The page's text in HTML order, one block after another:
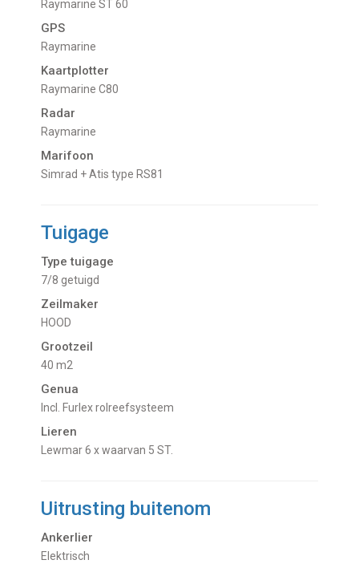
Raymarine ST 60
GPS
Raymarine
Kaartplotter
Raymarine C80
Radar
Raymarine
Marifoon
Simrad + Atis type RS81
Tuigage
Type tuigage
7/8 getuigd
Zeilmaker
HOOD
Grootzeil
40 m2
Genua
incl. Furlex rolreefsysteem
Lieren
Lewmar 6 x waarvan 5 ST.
Uitrusting buitenom
Ankerlier
Elektrisch